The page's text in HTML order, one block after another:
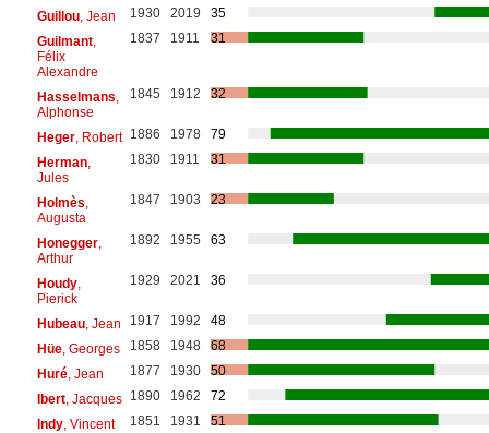
Guillou, Jean 1930 2019
35
Guilmant,
Félix
Alexandre
1837 1911 31
Hasselmans
Alphonse
1845 1912 32
Heger, Robert 1886 1978
79
Herman,
Jules
1830 1911 31
Holmès
Augusta
1847 1903 23
Honegger,
Arthur
1892 1955 63
Houdy,
Pierick
1929 2021 36
Hubeau, Jean 1917 1992
48
Hüe, Georges 1858 1948
68
Huré, Jean 1877 1930
50
Ibert, Jacques 1890 1962
72
Indy, Vincent 1851 1931
51